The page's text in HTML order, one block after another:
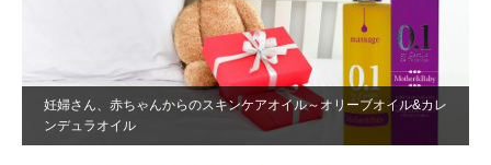
妊婦さん、赤ちゃんからのスキンケアオイル～オリーブオイル&カレ
ンデュラオイル